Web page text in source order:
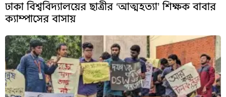
ঢাকা বিশ্ববিদ্যালয়ের ছাত্রীর ‘আত্মহত্যা’ শিক্ষক বাবার
ক্যাম্পাসের বাসায়